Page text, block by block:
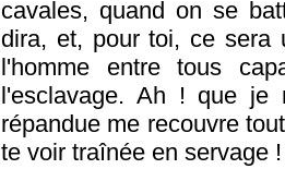
cavales, quand on se
dira, et, pour toi, ce sera
l'homme entre tous
l'esclavage. Ah ! que je
répandue me recouvre
te voir traînée en servage